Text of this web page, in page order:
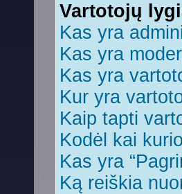
Vartotojų
Kas yra
Kas yra
Kas yra
Kur yra
Kaip tapti
Kodėl kai
Kas yra
Ką reiškia